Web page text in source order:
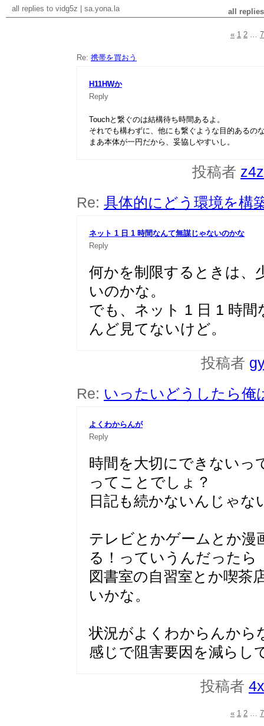
all replies to vidg5z sa.yona.la all
« 1 2 … 7
Re: 携帯を買おう
H11HWか
Reply
Touchと繋ぐのは結構待ち時間あるよ。
それでも構わずに、他にも繋ぐような目的あるの
まあ本体が一円だから、妥協しやすいし。
投稿者
Re: 具体的にどう環境を構
ネット 1 日 1 時間なんて無謀じゃないのかな
Reply
何かを制限するときは、
いのかな。
でも、ネット 1 日 1 時
んど見てないけど。
投稿者
Re: いったいどうしたら俺
よくわからんが
Reply
時間を大切にできないっ
ってことでしょ？
日記も続かないんじゃな
テレビとかゲームとか漫
る！っていうんだったら
図書室の自習室とか喫茶
いかな。
状況がよくわからんから
感じで阻害要因を減らし
投稿者
« 1 2 … 7